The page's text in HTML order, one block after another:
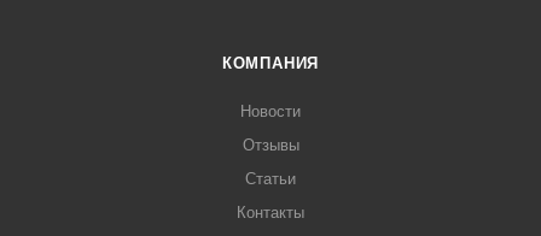
КОМПАНИЯ
Новости
Отзывы
Статьи
Контакты